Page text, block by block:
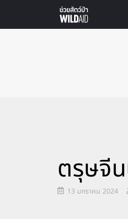
ตรุษจี
13 มกราคม 2024